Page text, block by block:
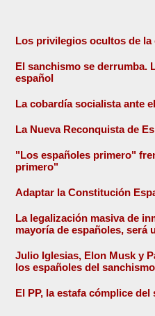
Los privilegios ocultos de la
El sanchismo se derrumba.
español
La cobardía socialista ante
La Nueva Reconquista de
"Los españoles primero"
primero"
Adaptar la Constitución
La legalización masiva de
mayoría de españoles, será
Julio Iglesias, Elon Musk y
los españoles del sanchismo
El PP, la estafa cómplice del